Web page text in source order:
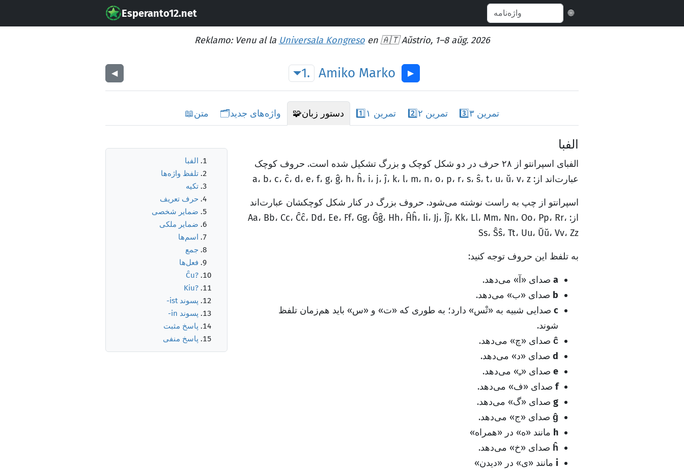
Esperanto12.net 🌐
Reklamo: Venu al la Universala Kongresoen 🇦🇹 Aŭstrio, 1–8 aŭg. 2026
◀︎ 1. Amiko Marko ▶︎
📖متن 🗂️واژه‌های جدید 🧩دستور زبان 1️⃣ تمرین ۱ 2️⃣ تمرین ۲ 3️⃣ تمرین ۳
الفبا
تلفظ واژه‌ها
تکیه
حرف تعریف
ضمایر شخصی
ضمایر ملکی
اسم‌ها
جمع
فعل‌ها
Ĉu?
Kiu?
پسوند-ist
پسوند -in
پاسخ مثبت
پاسخ منفی
الفبا
الفبای اسپرانتو از ۲۸ حرف در دو شکل کوچک و بزرگ تشکیل شده است. حروف کوچک
عبارت‌اند از: a، b، c، ĉ، d، e، f، g، ĝ، h، ĥ، i، j، ĵ، k، l، m، n، o، p، r، s، ŝ، t، u، ŭ، v، z
اسپرانتو از چپ به راست نوشته می‌شود. حروف بزرگ در کنار شکل کوچکشان عبارت‌اند
از: Aa، Bb، Cc، Ĉĉ، Dd، Ee، Ff، Gg، Ĝĝ، Hh، Ĥĥ، Ii، Jj، Ĵĵ، Kk، Ll، Mm، Nn، Oo، Pp، Rr،
Ss، Ŝŝ، Tt، Uu، Ŭŭ، Vv، Zz
به تلفظ این حروف توجه کنید:
a صدای «آ» می‌دهد.
b صدای «ب» می‌دهد.
c صدایی شبیه به «تْس» دارد؛ به طوری که «ت» و «س» باید هم‌زمان تلفظ
شوند.
ĉ صدای «چ» می‌دهد.
d صدای «د» می‌دهد.
e صدای «ـِ» می‌دهد.
f صدای «ف» می‌دهد.
g صدای «گ» می‌دهد.
ĝ صدای «ج» می‌دهد.
h مانند «ه» در «همراه»
ĥ صدای «خ» می‌دهد.
i مانند «ی» در «دیدن»